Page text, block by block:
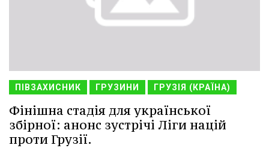
ПІВЗАХИСНИК ГРУЗИНИ ГРУЗІЯ (КРАЇНА)
Фінішна стадія для української
збірної: анонс зустрічі Ліги націй
проти Грузії.